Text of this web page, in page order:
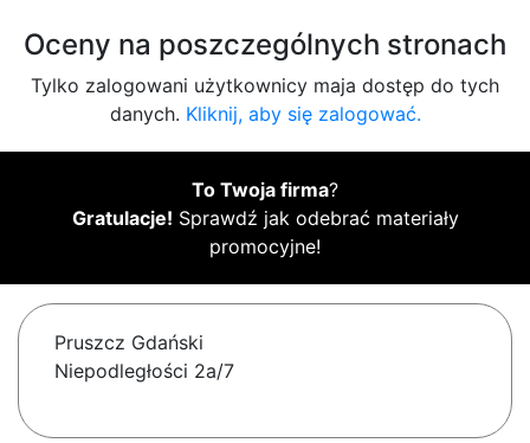
Oceny na poszczególnych stronach
Tylko zalogowani użytkownicy maja dostęp do tych
danych. Kliknij, aby się zalogować.
To Twoja firma?
Gratulacje! Sprawdź jak odebrać materiały
promocyjne!
Pruszcz Gdański
Niepodległości 2a/7